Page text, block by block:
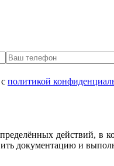
политикой
действий, в
документацию и